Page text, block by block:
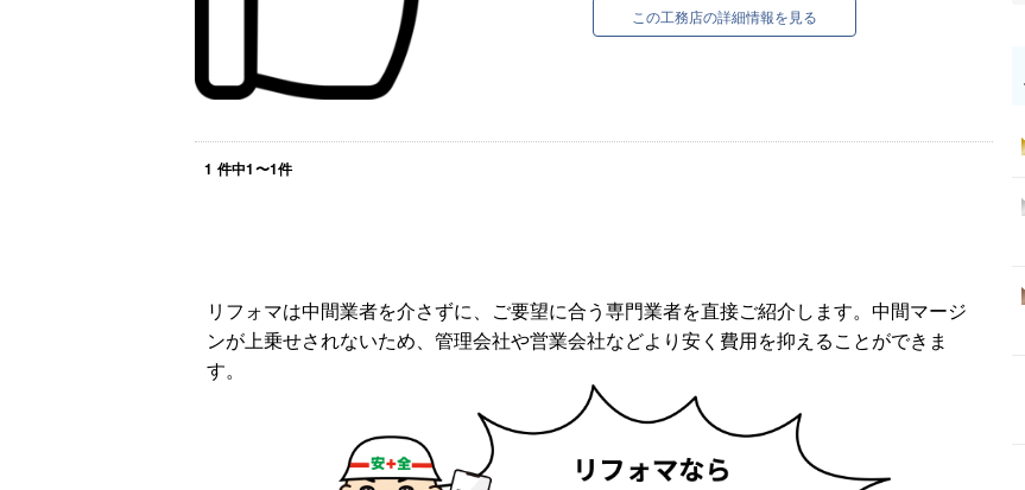
この工務店の詳細情報を見る
1 件中1〜1件
リフォマは中間業者を介さずに、ご要望に合う専門業者を直接ご紹介します。中間マージ
ンが上乗せされないため、管理会社や営業会社などより安く費用を抑えることができま
す。